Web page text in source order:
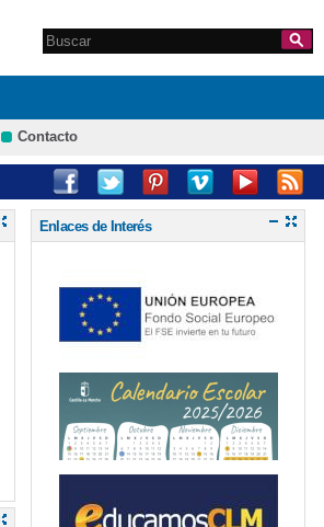
Formulario de
Search this site
Contacto
Enlaces de Interés